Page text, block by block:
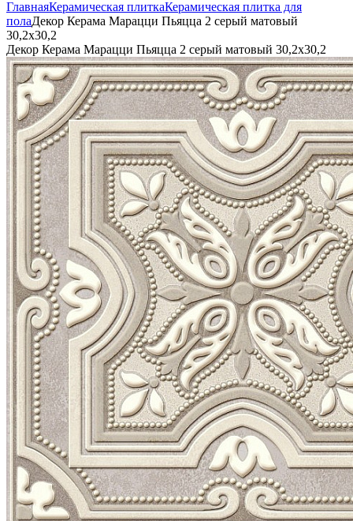
ГлавнаяКерамическая плиткаКерамическая плитка для
полаДекор Керама Марацци Пьяцца 2 серый матовый
30,2x30,2
Декор Керама Марацци Пьяцца 2 серый матовый 30,2x30,2